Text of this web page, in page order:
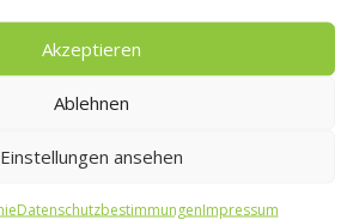
Akzeptieren
Ablehnen
Einstellungen ansehen
DatenschutzbestimmungenImpressum
Das Rezept für Polvito
Uruguayo
9. Juli 2025